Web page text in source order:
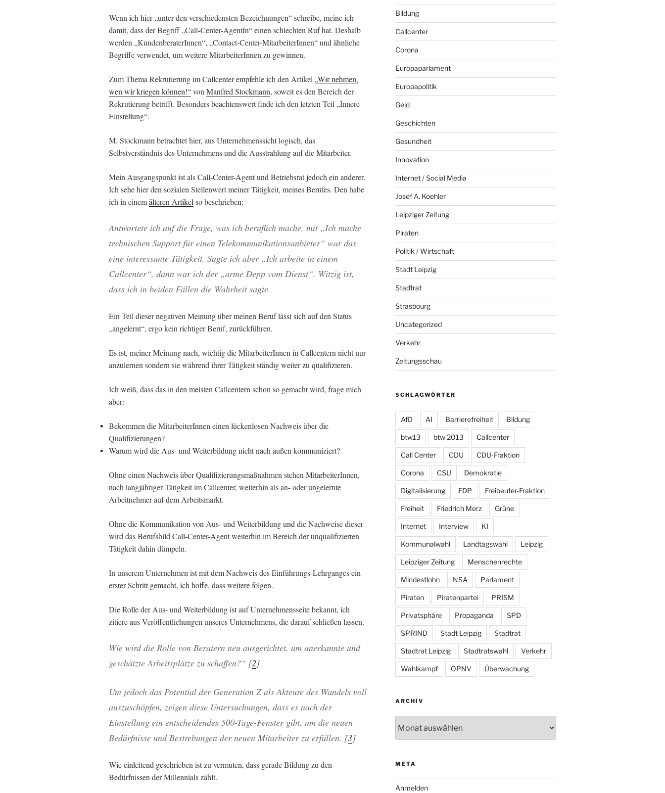
Wenn ich hier „unter den verschiedensten Bezeichnungen“ schreibe, meine ich
damit, dass der Begriff „Call-Center-AgentIn“ einen schlechten Ruf hat. Deshalb
werden „KundenberaterInnen“, „Contact-Center-MitarbeiterInnen“ und ähnliche
Begriffe verwendet, um weitere MitarbeiterInnen zu gewinnen.
Zum Thema Rekrutierung im Callcenter empfehle ich den Artikel„Wir nehmen,
wen wir kriegen können!“vonManfred Stockmann, soweit es den Bereich der
Rekrutierung betrifft. Besonders beachtenswert finde ich den letzten Teil „Innere
Einstellung“.
M. Stockmann betrachtet hier, aus Unternehmenssicht logisch, das
Selbstverständnis des Unternehmens und die Ausstrahlung auf die Mitarbeiter.
Mein Ausgangspunkt ist als Call-Center-Agent und Betriebsrat jedoch ein anderer.
Ich sehe hier den sozialen Stellenwert meiner Tätigkeit, meines Berufes. Den habe
ich in einemälteren Artikelso beschrieben:
Antwortete ich auf die Frage, was ich beruflich mache, mit „Ich mache
technischen Support für einen Telekommunikationsanbieter“ war das
eine interessante Tätigkeit. Sagte ich aber „Ich arbeite in einem
Callcenter“, dann war ich der „arme Depp vom Dienst“. Witzig ist,
dass ich in beiden Fällen die Wahrheit sagte.
Ein Teil dieser negativen Meinung über meinen Beruf lässt sich auf den Status
„angelernt“, ergo kein richtiger Beruf, zurückführen.
Es ist, meiner Meinung nach, wichtig die MitarbeiterInnen in Callcentern nicht nur
anzulernen sondern sie während ihrer Tätigkeit ständig weiter zu qualifizieren.
Ich weiß, dass das in den meisten Callcentern schon so gemacht wird, frage mich
aber:
Bekommen die MitarbeiterInnen einen lückenlosen Nachweis über die
Qualifizierungen?
Warum wird die Aus- und Weiterbildung nicht nach außen kommuniziert?
Ohne einen Nachweis über Qualifizierungsmaßnahmen stehen MitarbeiterInnen,
nach langjähriger Tätigkeit im Callcenter, weiterhin als an- oder ungelernte
Arbeitnehmer auf dem Arbeitsmarkt.
Ohne die Kommunikation von Aus- und Weiterbildung und die Nachweise dieser
wird das Berufsbild Call-Center-Agent weiterhin im Bereich der unqualifizierten
Tätigkeit dahin dümpeln.
In unserem Unternehmen ist mit dem Nachweis des Einführungs-Lehrganges ein
erster Schritt gemacht, ich hoffe, dass weitere folgen.
Die Rolle der Aus- und Weiterbildung ist auf Unternehmensseite bekannt, ich
zitiere aus Veröffentlichungen unseres Unternehmens, die darauf schließen lassen.
Wie wird die Rolle von Beratern neu ausgerichtet, um anerkannte und
geschätzte Arbeitsplätze zu schaffen?“ [2]
Um jedoch das Potential der Generation Z als Akteure des Wandels voll
auszuschöpfen, zeigen diese Untersuchungen, dass es nach der
Einstellung ein entscheidendes 500-Tage-Fenster gibt, um die neuen
Bedürfnisse und Bestrebungen der neuen Mitarbeiter zu erfüllen. [3]
Wie einleitend geschrieben ist zu vermuten, dass gerade Bildung zu den
Bedürfnissen der Millennials zählt.
Bildung
Callcenter
Corona
Europaparlament
Europapolitik
Geld
Geschichten
Gesundheit
Innovation
Internet / Social Media
Josef A. Koehler
Leipziger Zeitung
Piraten
Politik / Wirtschaft
Stadt Leipzig
Stadtrat
Strasbourg
Uncategorized
Verkehr
Zeitungsschau
SCHLAGWÖRTER
AfD AI Barrierefreiheit Bildung
btw13 btw 2013 Callcenter
Call Center CDU CDU-Fraktion
Corona CSU Demokratie
Digitalisierung FDP Freibeuter-Fraktion
Freiheit Friedrich Merz Grüne
Internet Interview KI
Kommunalwahl Landtagswahl Leipzig
Leipziger Zeitung Menschenrechte
Mindestlohn NSA Parlament
Piraten Piratenpartei PRISM
Privatsphäre Propaganda SPD
SPRIND Stadt Leipzig Stadtrat
Stadtrat Leipzig Stadtratswahl Verkehr
Wahlkampf ÖPNV Überwachung
ARCHIV
META
Anmelden